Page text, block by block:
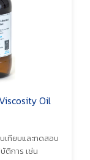
Oil
เทียบและทดสอบ
ติการ เช่น